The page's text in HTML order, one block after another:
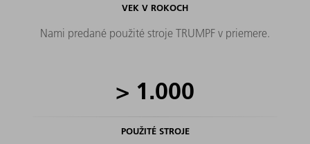
VEK V ROKOCH
Nami predané použité stroje TRUMPF v priemere.
> 1.000
POUŽITÉ STROJE